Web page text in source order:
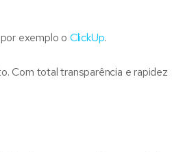
exemplo o ClickUp.
Com total transparência e rapidez